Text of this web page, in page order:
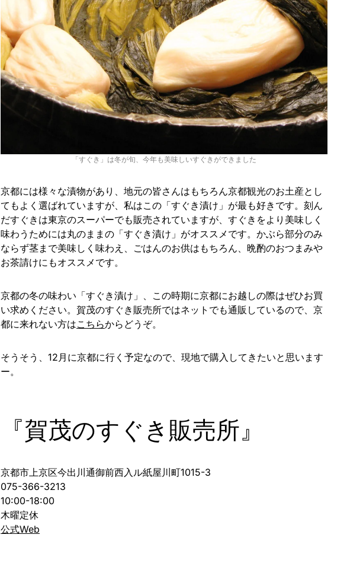
「すぐき」は冬が旬、今年も美味しいすぐきができました
京都には様々な漬物があり、地元の皆さんはもちろん京都観光のお土産とし
てもよく選ばれていますが、私はこの「すぐき漬け」が最も好きです。刻ん
だすぐきは東京のスーパーでも販売されていますが、すぐきをより美味しく
味わうためには丸のままの「すぐき漬け」がオススメです。かぶら部分のみ
ならず茎まで美味しく味わえ、ごはんのお供はもちろん、晩酌のおつまみや
お茶請けにもオススメです。
京都の冬の味わい「すぐき漬け」、この時期に京都にお越しの際はぜひお買
い求めください。賀茂のすぐき販売所ではネットでも通販しているので、京
都に来れない方はこちらからどうぞ。
そうそう、12月に京都に行く予定なので、現地で購入してきたいと思います
ー。
『賀茂のすぐき販売所』
京都市上京区今出川通御前西入ル紙屋川町1015-3
075-366-3213
10:00-18:00
木曜定休
公式Web